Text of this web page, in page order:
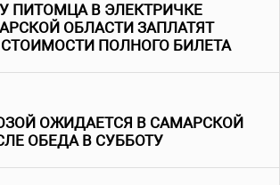
ПИТОМЦА В ЭЛЕКТРИЧКЕ
ОБЛАСТИ ЗАПЛАТЯТ
СТОИМОСТИ ПОЛНОГО БИЛЕТА
ОЖИДАЕТСЯ В САМАРСКОЙ
ОБЕДА В СУББОТУ